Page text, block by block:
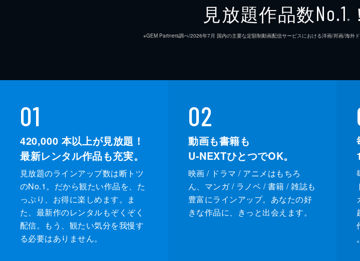
見放題作品数No.1 ※
※GEM Partners調べ/2026年7⽉ 国内の主要な定額制動画配信サービスにおける洋画/邦画/海外
01
420,000 本以上が見放題！
最新レンタル作品も充実。
見放題のラインアップ数は断トツ
のNo.1。だから観たい作品を、た
っぷり、お得に楽しめます。ま
た、最新作のレンタルもぞくぞく
配信。もう、観たい気分を我慢す
る必要はありません。
02
動画も書籍も
U-NEXTひとつでOK。
映画 / ドラマ / アニメはもちろ
ん、マンガ / ラノベ / 書籍 / 雑誌も
豊富にラインアップ。あなたの好
きな作品に、きっと出会えます。
※